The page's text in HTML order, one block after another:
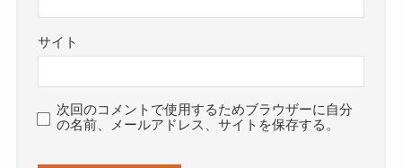
サイト
次回のコメントで使用するためブラウザーに自分
の名前、メールアドレス、サイトを保存する。